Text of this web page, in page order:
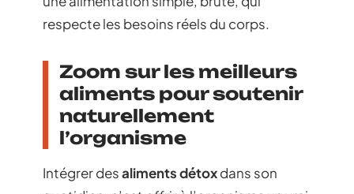
respecte les besoins réels du corps.
Zoom sur les meilleurs
aliments pour soutenir
naturellement
l’organisme
Intégrer desaliments détoxdans son